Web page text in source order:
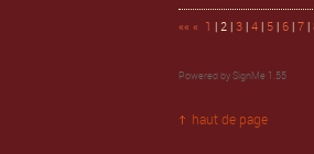
«« « 1 | 2 | 3 | 4 | 5 | 6 | 7 |
Powered by SignMe 1.55
haut de page